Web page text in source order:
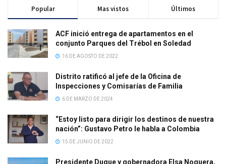
Popular Mas vistos Últimos
ACF inició entrega de apartamentos en el
conjunto Parques del Trébol en Soledad
16 DE AGOSTO DE 2022
Distrito ratificó al jefe de la Oficina de
Inspecciones y Comisarías de Familia
6 DE MARZO DE 2024
“Estoy listo para dirigir los destinos de nuestra
nación”: Gustavo Petro le habla a Colombia
15 DE JUNIO DE 2022
Presidente Duque y gobernadora Elsa Noguera,